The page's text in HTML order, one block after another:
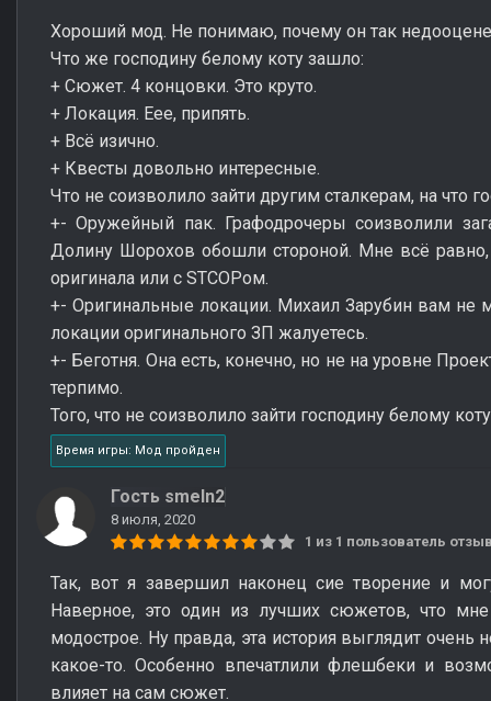
Хороший мод. Не понимаю, почему он так
Что же господину белому коту зашло:
+ Сюжет. 4 концовки. Это круто.
+ Локация. Еее, припять.
+ Всё изично.
+ Квесты довольно интересные.
Что не соизволило зайти другим сталкерам, на что
+- Оружейный пак. Графодрочеры соизволили
Долину Шорохов обошли стороной. Мне всё
оригинала или с STCOPом.
+- Оригинальные локации. Михаил Зарубин вам не
локации оригинального ЗП жалуетесь.
+- Беготня. Она есть, конечно, но не на уровне
терпимо.
Того, что не соизволило зайти господину белому
Время игры: Мод пройден
Гость smeln2
8 июля, 2020
1 из 1 пользователь
Так, вот я завершил наконец сие творение и
Наверное, это один из лучших сюжетов, что
модострое. Ну правда, эта история выглядит
какое-то. Особенно впечатлили флешбеки и
влияет на сам сюжет.